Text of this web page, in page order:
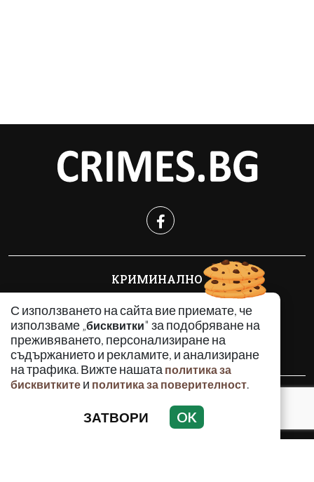
С използването на сайта вие приемате, че
използваме „бисквитки" за подобряване на
преживяването, персонализиране на
съдържанието и рекламите, и анализиране
на трафика. Вижте нашата политика за
бисквитките и политика за поверителност.
ЗАТВОРИ OK
КРИМИНАЛНО
ИНЦИДЕНТИ
АНАЛИЗИ
ПО СВЕТА
ВОДЕЩИ ТЕМИ
Използването и публикуването на част или цялото
съдържание на Crimes.BG без разрешение на Медийна
група Асмара ЕООД е забранено.